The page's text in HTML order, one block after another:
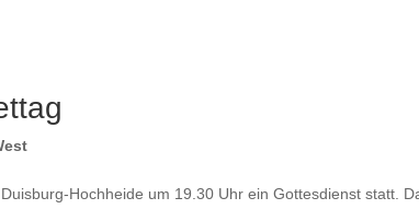
Hochheide um 19.30 Uhr ein Gottesdienst statt.